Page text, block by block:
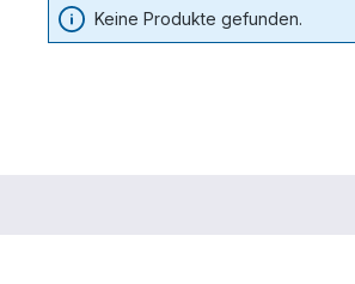
Keine Produkte gefunden.